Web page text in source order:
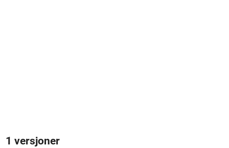
1 versjoner